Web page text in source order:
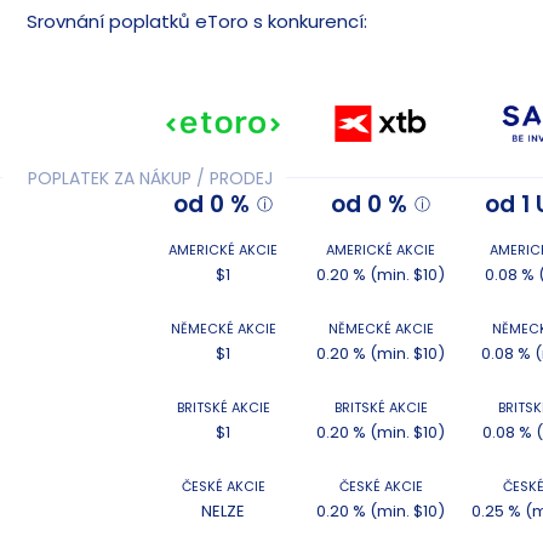
Srovnání poplatků eToro s konkurencí:
POPLATEK ZA NÁKUP / PRODEJ
od 0 % od 0 % od 1
AMERICKÉ AKCIE
$1
NĚMECKÉ AKCIE
$1
BRITSKÉ AKCIE
$1
ČESKÉ AKCIE
NELZE
AMERICKÉ AKCIE
0.20 % (min. $10)
NĚMECKÉ AKCIE
0.20 % (min. $10)
BRITSKÉ AKCIE
0.20 % (min. $10)
ČESKÉ AKCIE
0.20 % (min. $10)
0.08 %
0.08 %
0.08 %
0.25 %